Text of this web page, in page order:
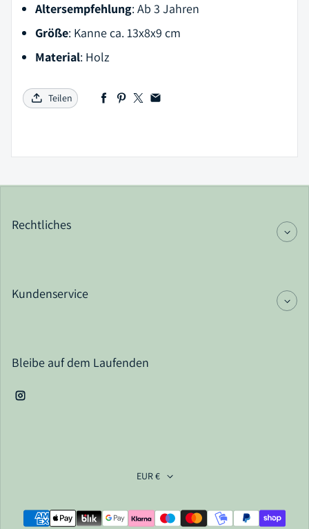
Altersempfehlung: Ab 3 Jahren
Größe: Kanne ca. 13x8x9 cm
Material: Holz
Teilen
Rechtliches
Kundenservice
Bleibe auf dem Laufenden
Instagram
Zahlungsarten
EUR €